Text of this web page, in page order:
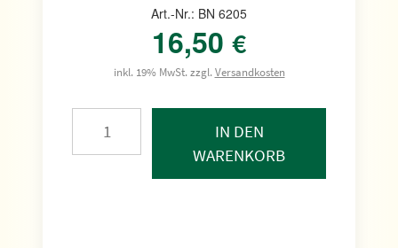
Art.-Nr.: BN 6205
16,50 €
inkl. 19% MwSt. zzgl.Versandkosten
IN DEN
WARENKORB